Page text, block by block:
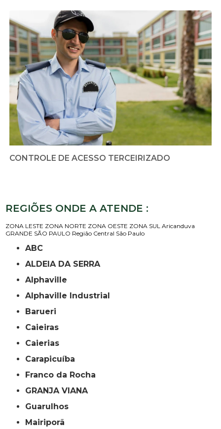
CONTROLE DE ACESSO TERCEIRIZADO
REGIÕES ONDE A ATENDE :
ZONA LESTE ZONA NORTE ZONA OESTE ZONA SUL Aricanduva
GRANDE SÃO PAULO Região Central São Paulo
ABC
ALDEIA DA SERRA
Alphaville
Alphaville Industrial
Barueri
Caieiras
Caierias
Carapicuíba
Franco da Rocha
GRANJA VIANA
Guarulhos
Mairiporã